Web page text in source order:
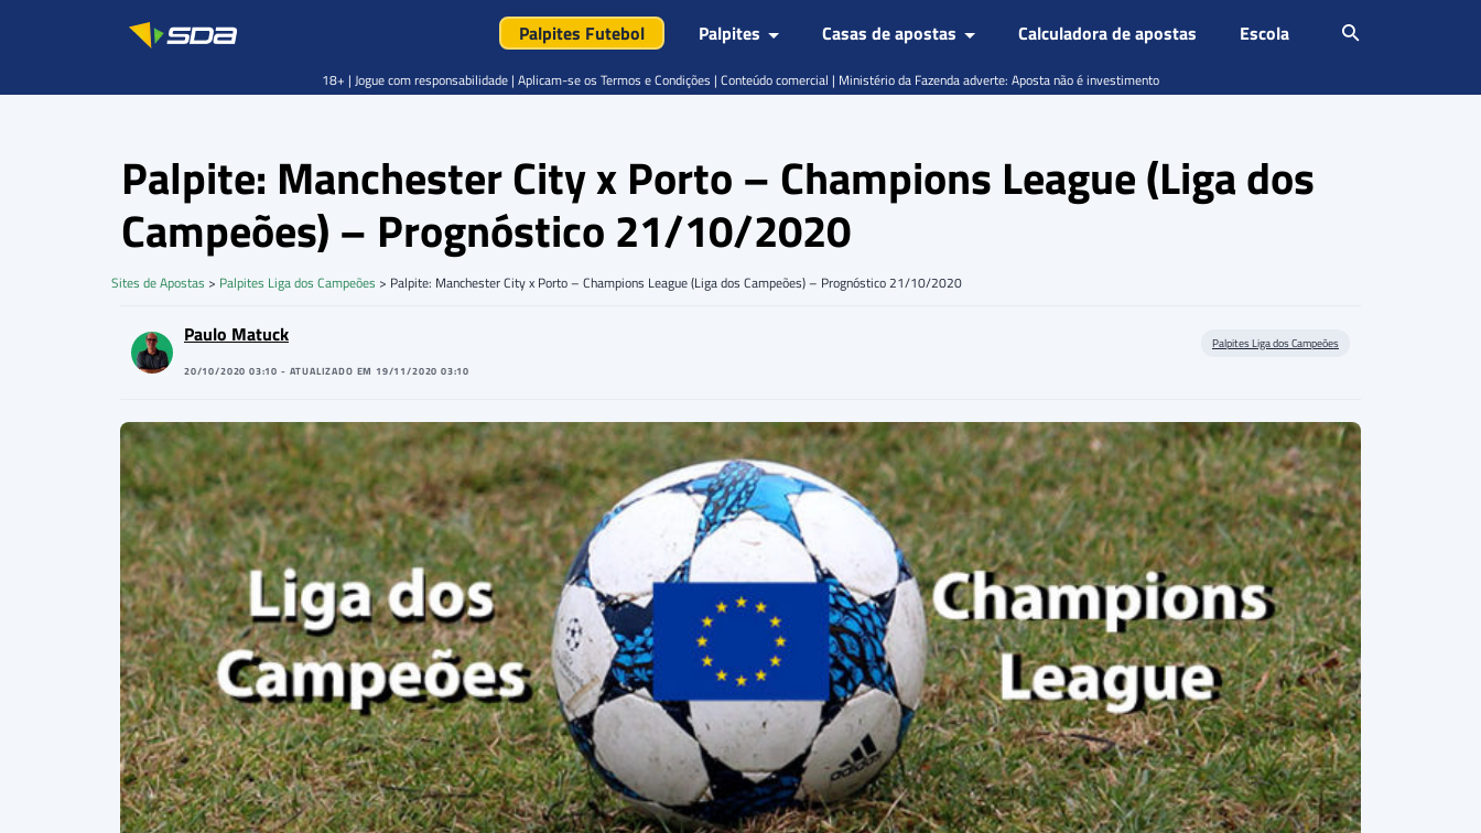
Palpites Futebol Palpites Casas de apostas Calculadora de apostas Escola
Palpite: Manchester City x Porto – Champions League (Liga dos
Campeões) – Prognóstico 21/10/2020
Sites de Apostas > Palpites Liga dos Campeões > Palpite: Manchester City x Porto – Champions League (Liga dos Campeões) – Prognóstico 21/10/2020
Paulo Matuck
20/10/2020 03:10 - ATUALIZADO EM 19/11/2020 03:10
Palpites Liga dos Campeões
18+ | Jogue com responsabilidade | Aplicam-se os Termos e Condições | Conteúdo comercial | Ministério da Fazenda adverte: Aposta não é investimento